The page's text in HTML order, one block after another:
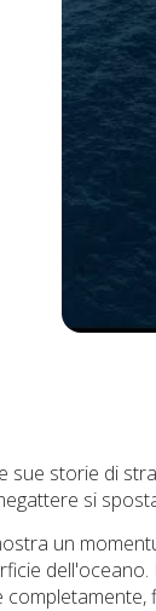
sue storie di
si
un
completamente,